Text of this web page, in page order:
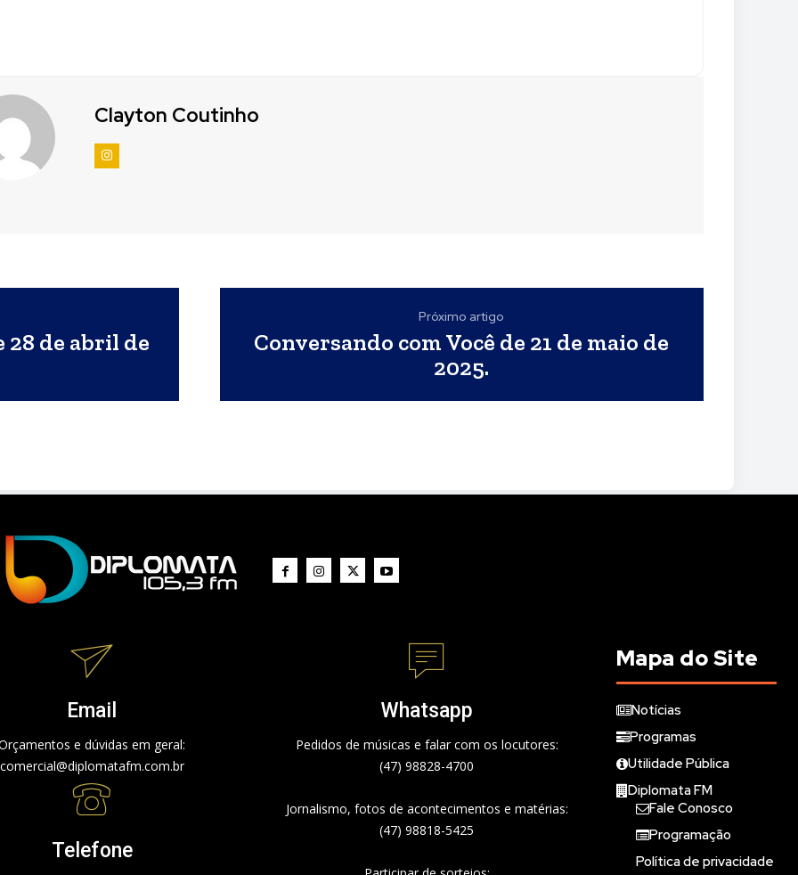
Clayton Coutinho
de abril de
Próximo artigo
Conversando com Você de 21 de maio de
2025.
Email
e dúvidas em geral:
comercial@diplomatafm.com.br
Telefone
Whatsapp
Pedidos de músicas e falar com os locutores:
(47) 98828-4700
Jornalismo, fotos de acontecimentos e matérias:
(47) 98818-5425
Mapa do Site
Notícias
Programas
Utilidade Pública
Diplomata FM
Fale Conosco
Programação
Política de privacidade